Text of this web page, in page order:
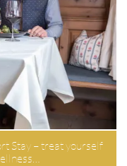
Stay – treat yourself